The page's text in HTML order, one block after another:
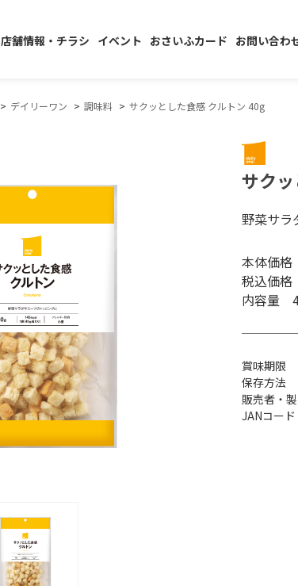
店舗情報・チラシ イベント おさいふカード お問い合わ
デイリーワン 調味料 サクッとした食感 クルトン 40g
サク
野菜サラ
本体価
税込価
内容量
賞味期
保存
販売者・
JANコ